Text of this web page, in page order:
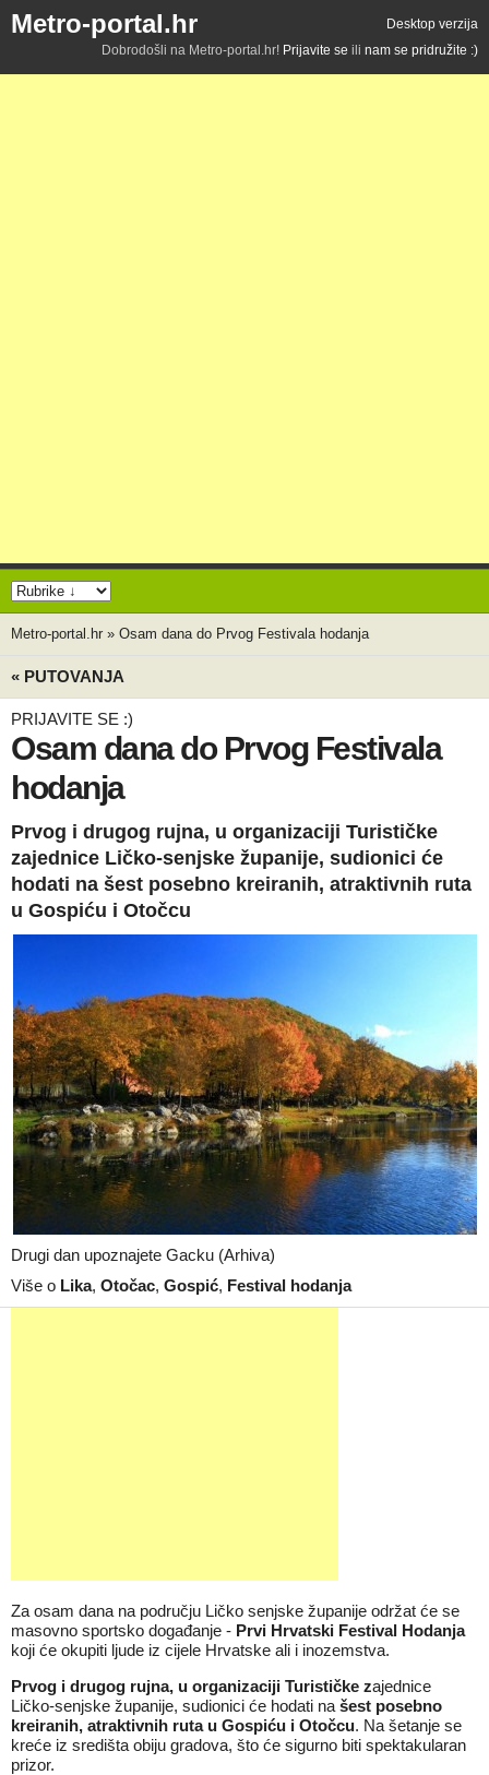
Metro-portal.hr
Desktop verzija
Dobrodošli na Metro-portal.hr! Prijavite se ili nam se pridružite :)
Metro-portal.hr » Osam dana do Prvog Festivala hodanja
« PUTOVANJA
PRIJAVITE SE :)
Osam dana do Prvog Festivala
hodanja
Prvog i drugog rujna, u organizaciji Turističke
zajednice Ličko-senjske županije, sudionici će
hodati na šest posebno kreiranih, atraktivnih ruta
u Gospiću i Otočcu
Drugi dan upoznajete Gacku (Arhiva)
Više o Lika, Otočac, Gospić, Festival hodanja
Za osam dana na području Ličko senjske županije održat će se
masovno sportsko događanje - Prvi Hrvatski Festival Hodanja
koji će okupiti ljude iz cijele Hrvatske ali i inozemstva.
Prvog i drugog rujna, u organizaciji Turističke zajednice
Ličko-senjske županije, sudionici će hodati na šest posebno
kreiranih, atraktivnih ruta u Gospiću i Otočcu. Na šetanje se
kreće iz središta obiju gradova, što će sigurno biti spektakularan
prizor.